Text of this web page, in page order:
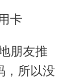
卡
朋友推
，所以没